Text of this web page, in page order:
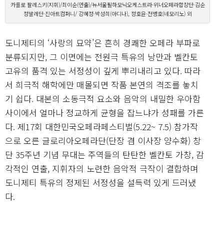
카를로 팔레스키(지휘)/최이순(연출)/뉴서울필하모닉오케스트라·위너오페라합창단·김순
정발레단·진아트컴퍼니/ 강혜정·박성희(아디나), 정호윤·전병호(네모리노) 외
도니제티의 ‘사랑의 묘약’은 흔히 경쾌한 오페라 부파로
분류되지만, 그 이면에는 전원극 특유의 낭만과 벨칸토
고유의 품격 있는 서정성이 깊게 뿌리내리고 있다. 따라
서 희극적 해학에만 매몰되면 작품 본연의 격조를 놓치
기 쉽다. 대본의 소동극적 요소와 음악의 내밀한 우아함
사이에서 얼마나 정교하게 균형을 잡느냐가 성패를 가른
다. 제17회 대한민국오페라페스티벌(5.22~ 7.5) 참가작
으로 오른 글로리아오페라단(단장 겸 이사장 양수화) 창
단 35주년 기념 무대는 주역들의 탄탄한 벨칸토 가창, 감
각적인 연출, 지휘자의 노련한 음악적 극작이 결합하며
도니제티 특유의 정제된 서정성을 설득력 있게 드러냈
다.